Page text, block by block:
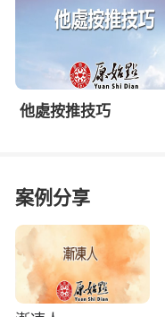
他處按推技巧
案例分享